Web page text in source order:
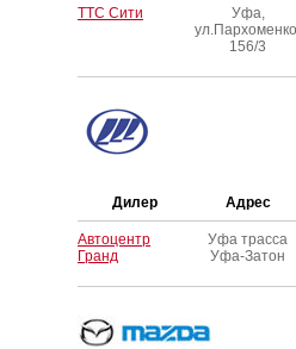
TTC Сити
Уфа,
156/3
Дилер Адрес
Автоцентр
Гранд
Уфа трасса
Уфа-Затон